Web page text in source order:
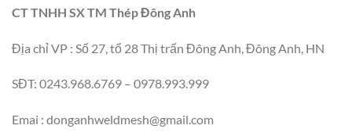
CT TNHH SX TM Thép Đông Anh
Địa chỉ VP : Số 27, tổ 28 Thị trấn Đông Anh, Đông Anh, HN
SĐT: 0243.968.6769 – 0978.993.999
Emai : donganhweldmesh@gmail.com